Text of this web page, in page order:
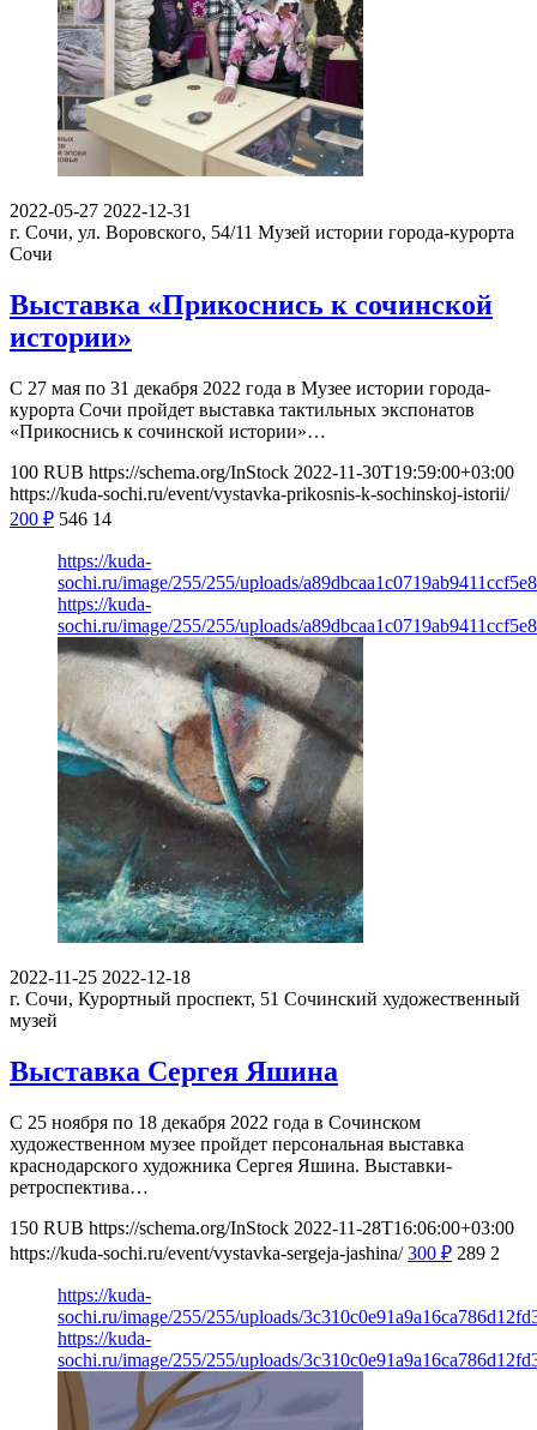
2022-05-27 2022-12-31
г. Сочи, ул. Воровского, 54/11 Музей истории города-курорта
Сочи
Выставка «Прикоснись к сочинской
истории»
С 27 мая по 31 декабря 2022 года в Музее истории города-
курорта Сочи пройдет выставка тактильных экспонатов
«Прикоснись к сочинской истории»…
100 RUB https://schema.org/InStock 2022-11-30T19:59:00+03:00
https://kuda-sochi.ru/event/vystavka-prikosnis-k-sochinskoj-istorii/
200 ₽ 546 14
https://kuda-
sochi.ru/image/255/255/uploads/
https://kuda-
sochi.ru/image/255/255/uploads/
2022-11-25 2022-12-18
г. Сочи, Курортный проспект, 51 Сочинский художественный
музей
Выставка Сергея Яшина
С 25 ноября по 18 декабря 2022 года в Сочинском
художественном музее пройдет персональная выставка
краснодарского художника Сергея Яшина. Выставки-
ретроспектива…
150 RUB https://schema.org/InStock 2022-11-28T16:06:00+03:00
https://kuda-sochi.ru/event/vystavka-sergeja-jashina/ 300 ₽ 289 2
https://kuda-
sochi.ru/image/255/255/uploads/
https://kuda-
sochi.ru/image/255/255/uploads/